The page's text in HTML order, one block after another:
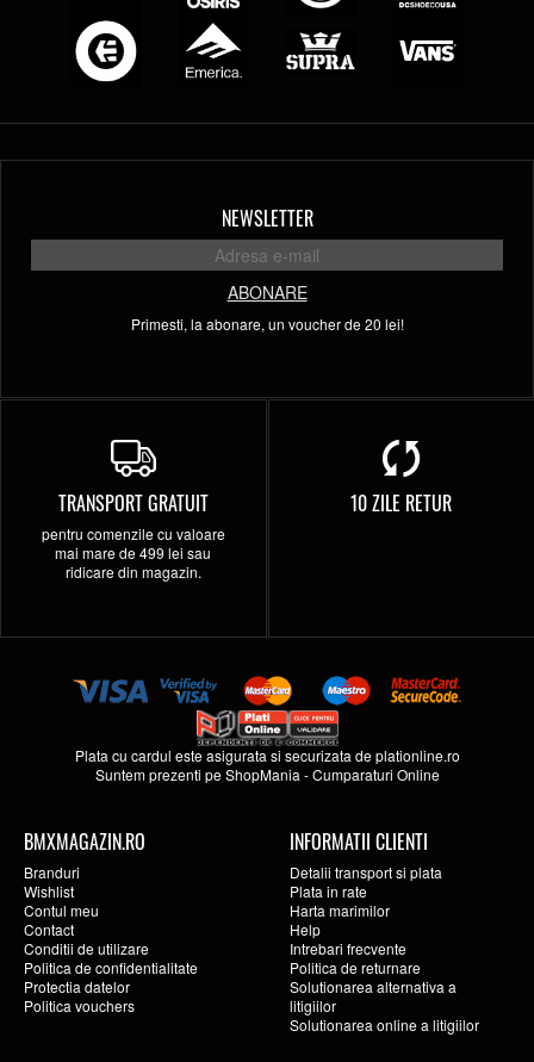
NEWSLETTER
ABONARE
Primesti, la abonare, un voucher de 20 lei!
TRANSPORT GRATUIT
pentru comenzile cu valoare
mai mare de 499 lei sau
ridicare din magazin.
10 ZILE RETUR
Plata cu cardul este asigurata si securizata deplationline.ro
Suntem prezenti peShopMania -Cumparaturi Online
BMXMAGAZIN.RO
Branduri
Wishlist
Contul meu
Contact
Conditii de utilizare
Politica de confidentialitate
Protectia datelor
Politica vouchers
INFORMATII CLIENTI
Detalii transport si plata
Plata in rate
Harta marimilor
Help
Intrebari frecvente
Politica de returnare
Solutionarea alternativa a
litigiilor
Solutionarea online a litigiilor